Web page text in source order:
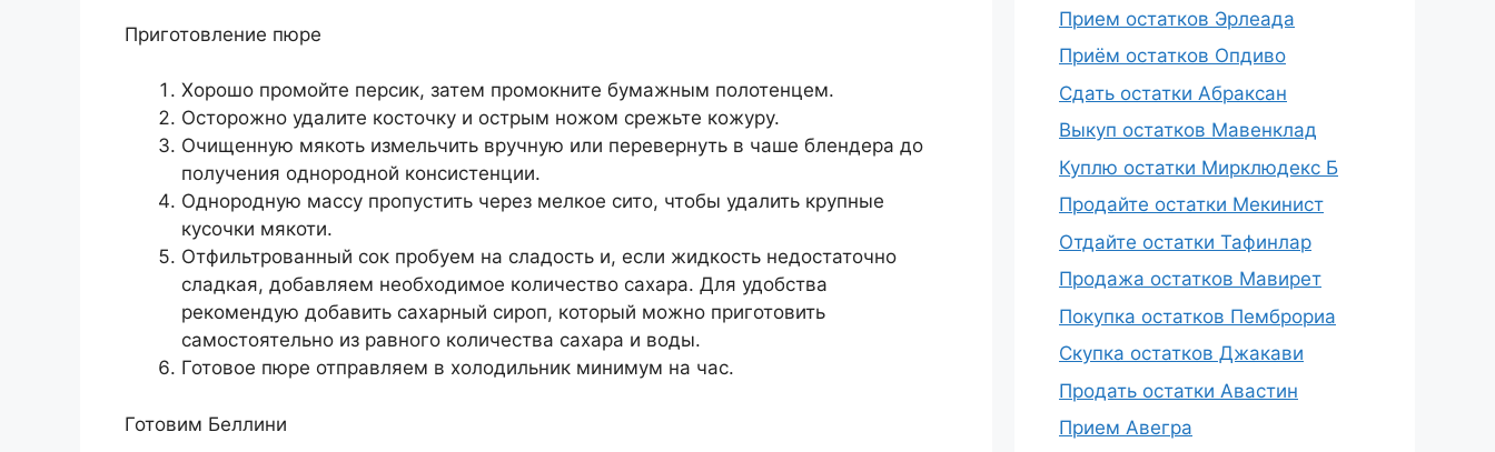
Приготовление пюре
Хорошо промойте персик, затем промокните бумажным полотенцем.
Осторожно удалите косточку и острым ножом срежьте кожуру.
Очищенную мякоть измельчить вручную или перевернуть в чаше блендера до
получения однородной консистенции.
Однородную массу пропустить через мелкое сито, чтобы удалить крупные
кусочки мякоти.
Отфильтрованный сок пробуем на сладость и, если жидкость недостаточно
сладкая, добавляем необходимое количество сахара. Для удобства
рекомендую добавить сахарный сироп, который можно приготовить
самостоятельно из равного количества сахара и воды.
Готовое пюре отправляем в холодильник минимум на час.
Готовим Беллини
Прием остатков Эрлеада
Приём остатков Опдиво
Сдать остатки Абраксан
Выкуп остатков Мавенклад
Куплю остатки Мирклюдекс Б
Продайте остатки Мекинист
Отдайте остатки Тафинлар
Продажа остатков Мавирет
Покупка остатков Пемброриа
Скупка остатков Джакави
Продать остатки Авастин
Прием Авегра